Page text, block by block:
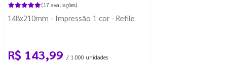
(17 avaliações)
148x210mm - Impressão 1 cor - Refile
R$ 143,99 / 1.000 unidades